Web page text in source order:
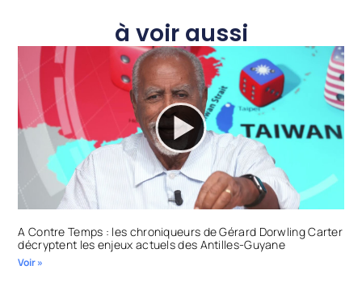
à voir aussi
A Contre Temps : les chroniqueurs de Gérard Dorwling Carter
décryptent les enjeux actuels des Antilles-Guyane
Voir »